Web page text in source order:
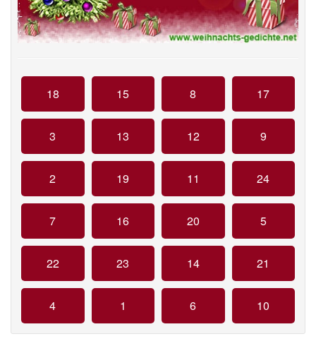
18 15 8 17
3 13 12 9
2 19 11 24
7 16 20 5
22 23 14 21
4 1 6 10